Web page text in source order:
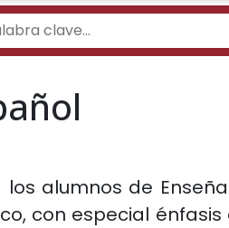
alumnos de
con especial énfasis